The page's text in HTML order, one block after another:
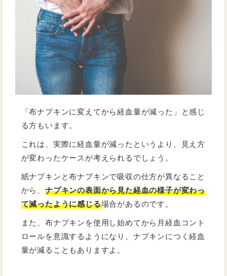
「布ナプキンに変えてから経血量が減った」と感じ
る方もいます。
これは、実際に経血量が減ったというより、見え方
が変わったケースが考えられるでしょう。
紙ナプキンと布ナプキンで吸収の仕方が異なること
から、ナプキンの表面から見た経血の様子が変わっ
て減ったように感じる場合があるのです。
また、布ナプキンを使用し始めてから月経血コント
ロールを意識するようになり、ナプキンにつく経血
量が減ることもありますよ。